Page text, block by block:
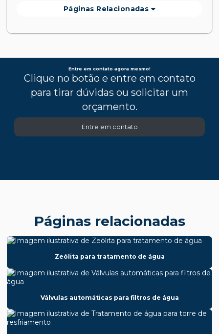
Páginas Relacionadas
Entre em contato agora mesmo!
Clique no botão e entre em contato
para tirar dúvidas ou solicitar um
orçamento.
Entre em contato
Páginas relacionadas
Zeólita para tratamento de água
Válvulas automáticas para filtros de água